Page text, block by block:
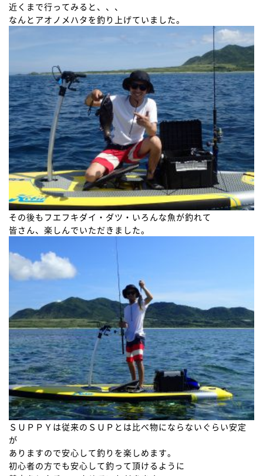
近くまで行ってみると、、、
なんとアオノメハタを釣り上げていました。
その後もフエフキダイ・ダツ・いろんな魚が釣れて
皆さん、楽しんでいただきました。
ＳＵＰＰＹは従来のＳＵＰとは比べ物にならないぐらい安定
が
ありますので安心して釣りを楽しめます。
初心者の方でも安心して釣って頂けるように